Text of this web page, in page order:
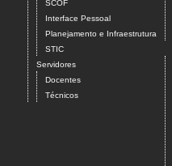
SCOF
Interface Pessoal
Planejamento e Infraestrutura
STIC
Servidores
Docentes
Técnicos